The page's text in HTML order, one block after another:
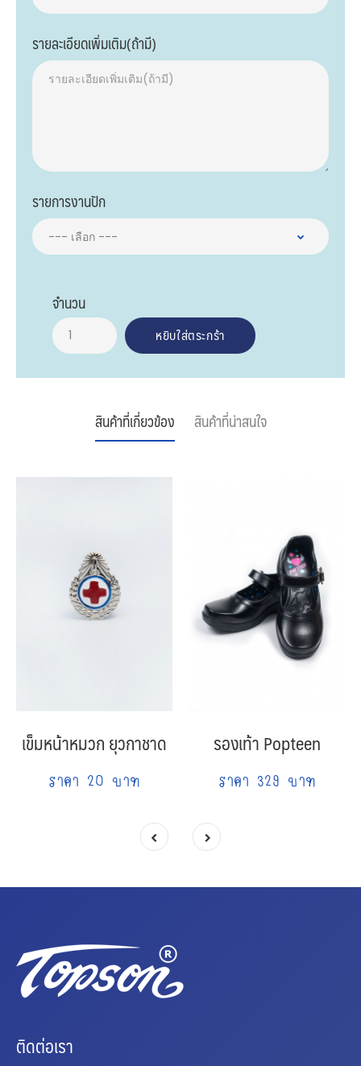
รายละเอียดเพิ่มเติม(ถ้ามี)
รายการงานปัก
จำนวน
สินค้าที่เกี่ยวข้อง สินค้าที่น่าสนใจ
เข็มหน้าหมวก ยุวกาชาด
ราคา 20 บาท
รองเท้า Popteen
ราคา 329 บาท
ติดต่อเรา